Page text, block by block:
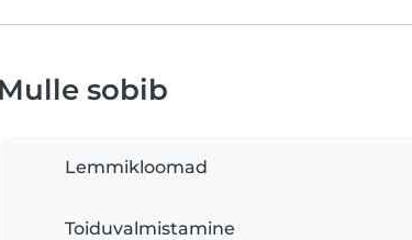
Mulle sobib
Lemmikloomad
Toiduvalmistamine